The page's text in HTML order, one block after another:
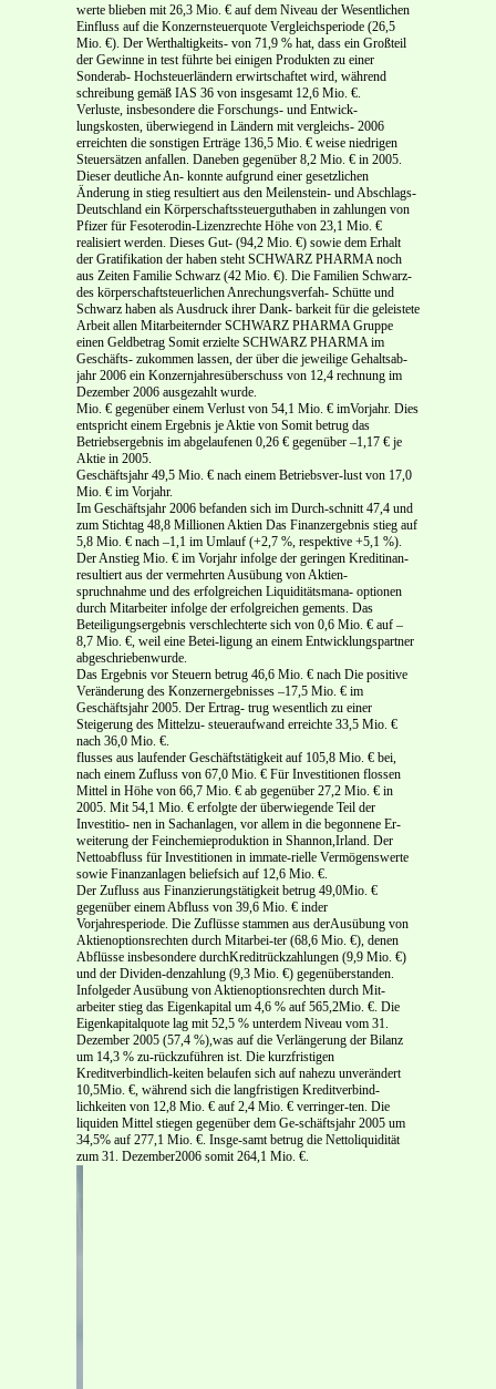
werte blieben mit 26,3 Mio. € auf dem Niveau der Wesentlichen
Einfluss auf die Konzernsteuerquote Vergleichsperiode (26,5
Mio. €). Der Werthaltigkeits- von 71,9 % hat, dass ein Großteil
der Gewinne in test führte bei einigen Produkten zu einer
Sonderab- Hochsteuerländern erwirtschaftet wird, während
schreibung gemäß IAS 36 von insgesamt 12,6 Mio. €.
Verluste, insbesondere die Forschungs- und Entwick-
lungskosten, überwiegend in Ländern mit vergleichs- 2006
erreichten die sonstigen Erträge 136,5 Mio. € weise niedrigen
Steuersätzen anfallen. Daneben gegenüber 8,2 Mio. € in 2005.
Dieser deutliche An- konnte aufgrund einer gesetzlichen
Änderung in stieg resultiert aus den Meilenstein- und Abschlags-
Deutschland ein Körperschaftssteuerguthaben in zahlungen von
Pfizer für Fesoterodin-Lizenzrechte Höhe von 23,1 Mio. €
realisiert werden. Dieses Gut- (94,2 Mio. €) sowie dem Erhalt
der Gratifikation der haben steht SCHWARZ PHARMA noch
aus Zeiten Familie Schwarz (42 Mio. €). Die Familien Schwarz-
des körperschaftsteuerlichen Anrechungsverfah- Schütte und
Schwarz haben als Ausdruck ihrer Dank- barkeit für die geleistete
Arbeit allen Mitarbeiternder SCHWARZ PHARMA Gruppe
einen Geldbetrag Somit erzielte SCHWARZ PHARMA im
Geschäfts- zukommen lassen, der über die jeweilige Gehaltsab-
jahr 2006 ein Konzernjahresüberschuss von 12,4 rechnung im
Dezember 2006 ausgezahlt wurde.
Mio. € gegenüber einem Verlust von 54,1 Mio. € imVorjahr. Dies
entspricht einem Ergebnis je Aktie von Somit betrug das
Betriebsergebnis im abgelaufenen 0,26 € gegenüber –1,17 € je
Aktie in 2005.
Geschäftsjahr 49,5 Mio. € nach einem Betriebsver-lust von 17,0
Mio. € im Vorjahr.
Im Geschäftsjahr 2006 befanden sich im Durch-schnitt 47,4 und
zum Stichtag 48,8 Millionen Aktien Das Finanzergebnis stieg auf
5,8 Mio. € nach –1,1 im Umlauf (+2,7 %, respektive +5,1 %).
Der Anstieg Mio. € im Vorjahr infolge der geringen Kreditinan-
resultiert aus der vermehrten Ausübung von Aktien-
spruchnahme und des erfolgreichen Liquiditätsmana- optionen
durch Mitarbeiter infolge der erfolgreichen gements. Das
Beteiligungsergebnis verschlechterte sich von 0,6 Mio. € auf –
8,7 Mio. €, weil eine Betei-ligung an einem Entwicklungspartner
abgeschriebenwurde.
Das Ergebnis vor Steuern betrug 46,6 Mio. € nach Die positive
Veränderung des Konzernergebnisses –17,5 Mio. € im
Geschäftsjahr 2005. Der Ertrag- trug wesentlich zu einer
Steigerung des Mittelzu- steueraufwand erreichte 33,5 Mio. €
nach 36,0 Mio. €.
flusses aus laufender Geschäftstätigkeit auf 105,8 Mio. € bei,
nach einem Zufluss von 67,0 Mio. € Für Investitionen flossen
Mittel in Höhe von 66,7 Mio. € ab gegenüber 27,2 Mio. € in
2005. Mit 54,1 Mio. € erfolgte der überwiegende Teil der
Investitio- nen in Sachanlagen, vor allem in die begonnene Er-
weiterung der Feinchemieproduktion in Shannon,Irland. Der
Nettoabfluss für Investitionen in immate-rielle Vermögenswerte
sowie Finanzanlagen beliefsich auf 12,6 Mio. €.
Der Zufluss aus Finanzierungstätigkeit betrug 49,0Mio. €
gegenüber einem Abfluss von 39,6 Mio. € inder
Vorjahresperiode. Die Zuflüsse stammen aus derAusübung von
Aktienoptionsrechten durch Mitarbei-ter (68,6 Mio. €), denen
Abflüsse insbesondere durchKreditrückzahlungen (9,9 Mio. €)
und der Dividen-denzahlung (9,3 Mio. €) gegenüberstanden.
Infolgeder Ausübung von Aktienoptionsrechten durch Mit-
arbeiter stieg das Eigenkapital um 4,6 % auf 565,2Mio. €. Die
Eigenkapitalquote lag mit 52,5 % unterdem Niveau vom 31.
Dezember 2005 (57,4 %),was auf die Verlängerung der Bilanz
um 14,3 % zu-rückzuführen ist. Die kurzfristigen
Kreditverbindlich-keiten belaufen sich auf nahezu unverändert
10,5Mio. €, während sich die langfristigen Kreditverbind-
lichkeiten von 12,8 Mio. € auf 2,4 Mio. € verringer-ten. Die
liquiden Mittel stiegen gegenüber dem Ge-schäftsjahr 2005 um
34,5% auf 277,1 Mio. €. Insge-samt betrug die Nettoliquidität
zum 31. Dezember2006 somit 264,1 Mio. €.